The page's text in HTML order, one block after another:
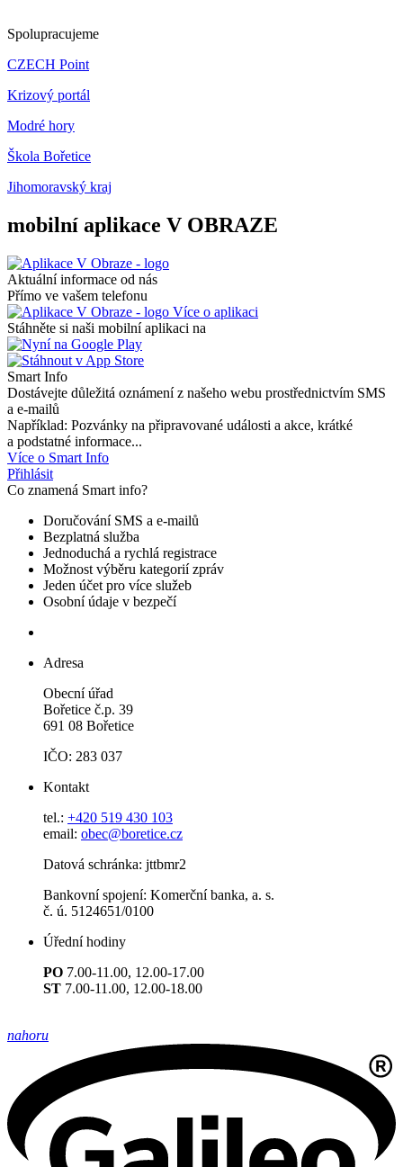
Spolupracujeme
CZECH Point
Krizový portál
Modré hory
Škola Bořetice
Jihomoravský kraj
mobilní aplikace V OBRAZE
Aktuální informace od nás
Přímo ve vašem telefonu
Více o aplikaci
Stáhněte si naši mobilní aplikaci na
Smart Info
Dostávejte důležitá oznámení z našeho webu prostřednictvím SMS
a e-mailů
Například: Pozvánky na připravované události a akce, krátké
a podstatné informace...
Více o Smart Info
Přihlásit
Co znamená Smart info?
Doručování SMS a e-mailů
Bezplatná služba
Jednoduchá a rychlá registrace
Možnost výběru kategorií zpráv
Jeden účet pro více služeb
Osobní údaje v bezpečí
Adresa
Obecní úřad
Bořetice č.p. 39
691 08 Bořetice
IČO: 283 037
Kontakt
tel.: +420 519 430 103
email: obec@boretice.cz
Datová schránka: jttbmr2
Bankovní spojení: Komerční banka, a. s.
č. ú. 5124651/0100
Úřední hodiny
PO 7.00-11.00, 12.00-17.00
ST 7.00-11.00, 12.00-18.00
nahoru